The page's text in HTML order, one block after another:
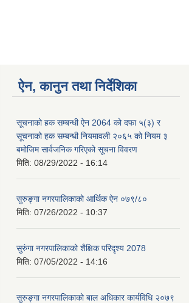
ऐन, कानुन तथा निर्देशिका
सूचनाको हक सम्बन्धी ऐन 2064 को दफा ५(३) र
सूचनाको हक सम्बन्धी नियमावली २०६५ को नियम ३
बमोजिम सार्वजनिक गरिएको सूचना विवरण
मिति: 08/29/2022 - 16:14
सुरुङ्गा नगरपालिकाको आर्थिक ऐन ०७९/८०
मिति: 07/26/2022 - 10:37
सुरुंगा नगरपालिकाको शैक्षिक परिदृश्य 2078
मिति: 07/05/2022 - 14:16
सुरुङ्गा नगरपालिकाको बाल अधिकार कार्यविधि २०७९